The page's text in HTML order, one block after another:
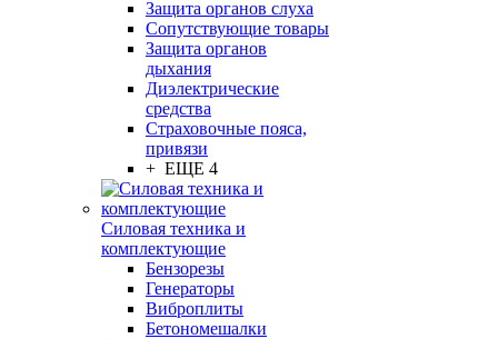
Защита органов слуха
Сопутствующие товары
Защита органов
дыхания
Диэлектрические
средства
Страховочные пояса,
привязи
+ ЕЩЕ 4
Силовая техника и
комплектующие
Бензорезы
Генераторы
Виброплиты
Бетономешалки